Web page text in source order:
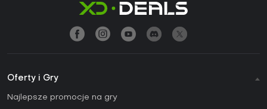
Oferty i Gry
Najlepsze promocje na gry